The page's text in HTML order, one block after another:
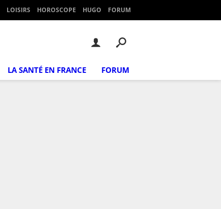
LOISIRS HOROSCOPE HUGO FORUM
LA SANTÉ EN FRANCE FORUM